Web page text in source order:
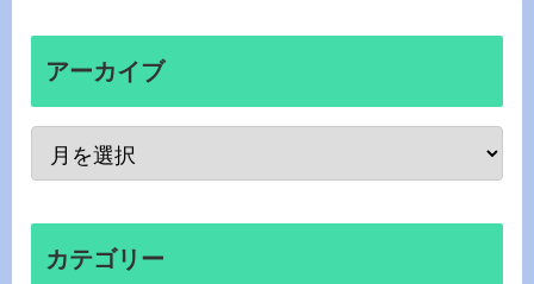
アーカイブ
カテゴリー